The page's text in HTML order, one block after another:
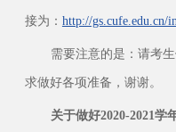
接为： http://gs.cufe.edu.cn/
需要注意的是：请考
求做好各项准备，谢谢。
关于做好2020-2021学